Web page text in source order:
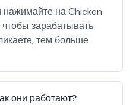
нажимайте на Chicken
зарабатывать
тем больше
они работают?